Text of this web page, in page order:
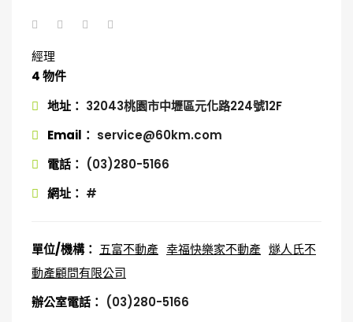
經理
4 物件
地址： 32043桃園市中壢區元化路224號12F
Email： service@60km.com
電話： (03)280-5166
網址： #
單位/機構： 五富不動產 幸福快樂家不動產 燧人氏不
動產顧問有限公司
辦公室電話： (03)280-5166